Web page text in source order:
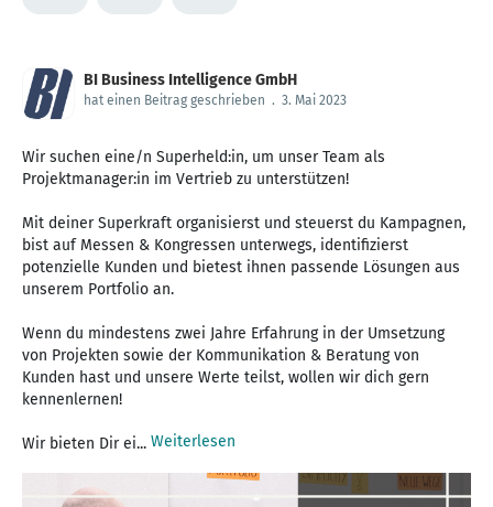
BI Business Intelligence GmbH
hat einen Beitrag geschrieben . 3. Mai 2023
Wir suchen eine/n Superheld:in, um unser Team als
Projektmanager:in im Vertrieb zu unterstützen!
Mit deiner Superkraft organisierst und steuerst du Kampagnen,
bist auf Messen & Kongressen unterwegs, identifizierst
potenzielle Kunden und bietest ihnen passende Lösungen aus
unserem Portfolio an.
Wenn du mindestens zwei Jahre Erfahrung in der Umsetzung
von Projekten sowie der Kommunikation & Beratung von
Kunden hast und unsere Werte teilst, wollen wir dich gern
kennenlernen!
Wir bieten Dir ei... Weiterlesen